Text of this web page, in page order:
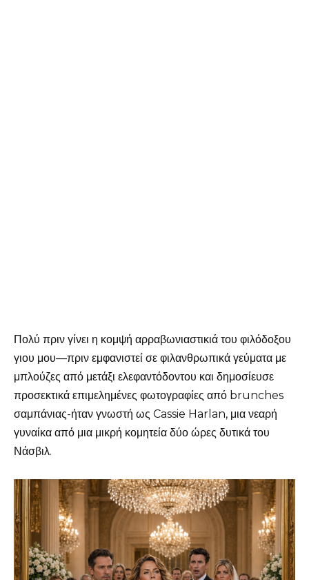
Πολύ πριν γίνει η κομψή αρραβωνιαστικιά του φιλόδοξου
γιου μου—πριν εμφανιστεί σε φιλανθρωπικά γεύματα με
μπλούζες από μετάξι ελεφαντόδοντου και δημοσίευσε
προσεκτικά επιμελημένες φωτογραφίες από brunches
σαμπάνιας-ήταν γνωστή ως Cassie Harlan, μια νεαρή
γυναίκα από μια μικρή κομητεία δύο ώρες δυτικά του
Νάσβιλ.